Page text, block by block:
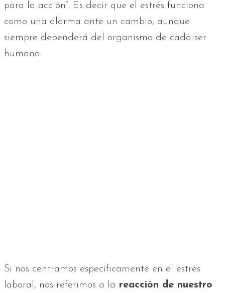
para la acción”. Es decir que el estrés funciona
como una alarma ante un cambio, aunque
siempre dependerá del organismo de cada ser
humano.
Si nos centramos específicamente en el estrés
laboral, nos referimos a la reacción de nuestro